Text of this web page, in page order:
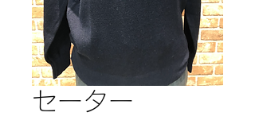
セーター